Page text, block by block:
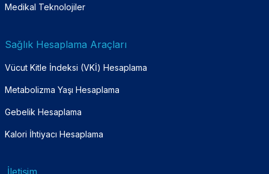
Medikal Teknolojiler
Sağlık Hesaplama Araçları
Vücut Kitle İndeksi (VKİ) Hesaplama
Metabolizma Yaşı Hesaplama
Gebelik Hesaplama
Kalori İhtiyacı Hesaplama